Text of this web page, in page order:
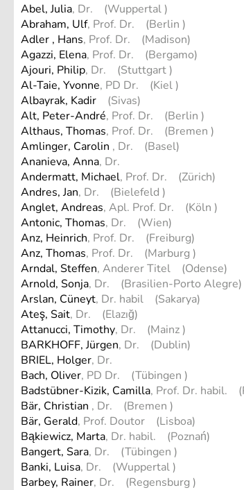
Abel, Julia, Dr. (Wuppertal )
Abraham, Ulf, Prof. Dr. (Berlin )
Adler , Hans, Prof. Dr. (Madison)
Agazzi, Elena, Prof. Dr. (Bergamo)
Ajouri, Philip, Dr. (Stuttgart )
Al-Taie, Yvonne, PD Dr. (Kiel )
Albayrak, Kadir (Sivas)
Alt, Peter-André, Prof. Dr. (Berlin )
Althaus, Thomas, Prof. Dr. (Bremen )
Amlinger, Carolin , Dr. (Basel)
Ananieva, Anna, Dr.
Andermatt, Michael, Prof. Dr. (Zürich)
Andres, Jan, Dr. (Bielefeld )
Anglet, Andreas, Apl. Prof. Dr. (Köln )
Antonic, Thomas, Dr. (Wien)
Anz, Heinrich, Prof. Dr. (Freiburg)
Anz, Thomas, Prof. Dr. (Marburg )
Arndal, Steffen, Anderer Titel (Odense)
Arnold, Sonja, Dr. (Brasilien-Porto Alegre)
Arslan, Cüneyt, Dr. habil (Sakarya)
Ateş, Sait, Dr. (Elazığ)
Attanucci, Timothy, Dr. (Mainz )
BARKHOFF, Jürgen, Dr. (Dublin)
BRIEL, Holger, Dr.
Bach, Oliver, PD Dr. (Tübingen )
Badstübner-Kizik, Camilla, Prof. Dr. habil.
Bär, Christian , Dr. (Bremen )
Bär, Gerald, Prof. Doutor (Lisboa)
Bąkiewicz, Marta, Dr. habil. (Poznań)
Bangert, Sara, Dr. (Tübingen )
Banki, Luisa, Dr. (Wuppertal )
Barbey, Rainer, Dr. (Regensburg )